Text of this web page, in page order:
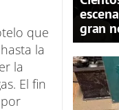
que
la
la
El fin
gran